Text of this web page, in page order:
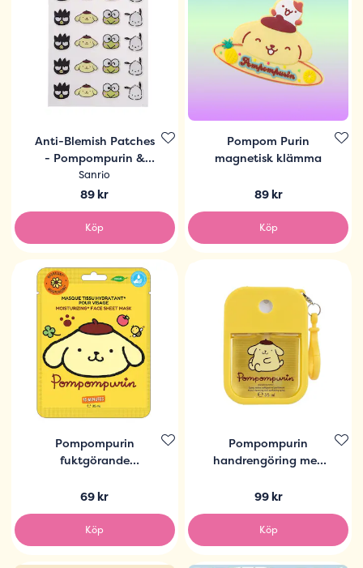
Anti-Blemish Patches
- Pompompurin &
Friends
Sanrio
89 kr
Köp
Pompom Purin
magnetisk klämma
89 kr
Köp
Pompompurin
fuktgörande
69 kr
Köp
Pompompurin
handrengöring med
99 kr
Köp